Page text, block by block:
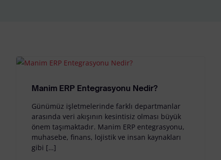
Manim ERP Entegrasyonu Nedir?
Günümüz işletmelerinde farklı departmanlar
arasında veri akışının kesintisiz olması büyük
önem taşımaktadır. Manim ERP entegrasyonu,
muhasebe, finans, lojistik ve insan kaynakları
gibi […]